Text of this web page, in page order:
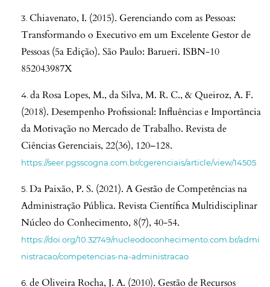
Chiavenato, I. (2015). Gerenciando com as Pessoas:
Transformando o Executivo em um Excelente Gestor de
Pessoas (5a Edição). São Paulo: Barueri. ISBN-10
852043987X
da Rosa Lopes, M., da Silva, M. R. C., & Queiroz, A. F.
(2018). Desempenho Profissional: Influências e Importância
da Motivação no Mercado de Trabalho. Revista de
Ciências Gerenciais, 22(36), 120–128.
https://seer.pgsscogna.com.br/cgerenciais/article/view/14505
Da Paixão, P. S. (2021). A Gestão de Competências na
Administração Pública. Revista Científica Multidisciplinar
Núcleo do Conhecimento, 8(7), 40-54.
https://doi.org/10.32749/nucleodoconhecimento.com.br/admi
nistracao/competencias-na-administracao
de Oliveira Rocha, J. A. (2010). Gestão de Recursos